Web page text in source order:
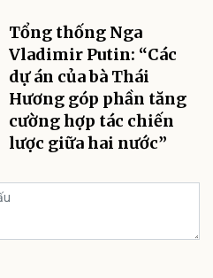
Tổng thống Nga
Vladimir Putin: “Các
dự án của bà Thái
Hương góp phần tăng
cường hợp tác chiến
lược giữa hai nước”